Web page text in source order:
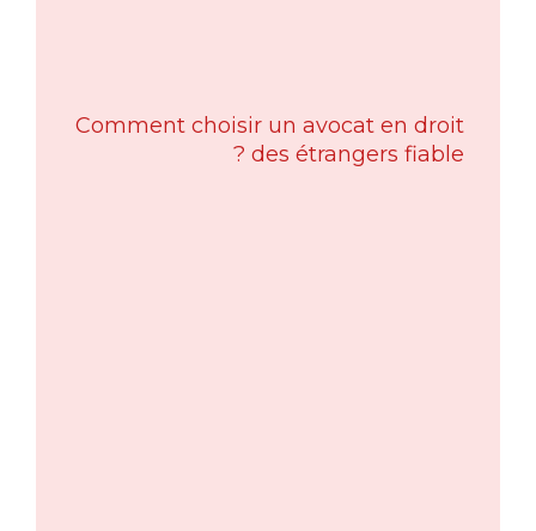
Comment choisir un avocat en droit
des étrangers fiable ?